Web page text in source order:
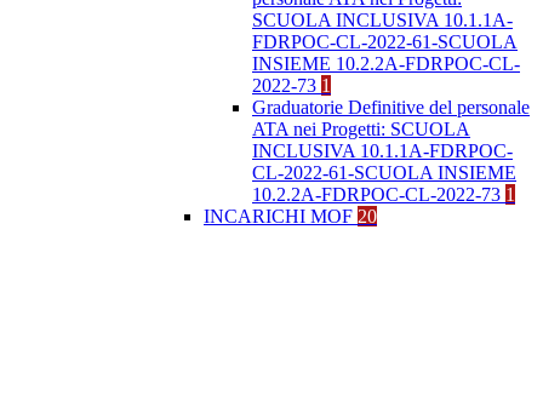
SCUOLA INCLUSIVA 10.1.1A-
FDRPOC-CL-2022-61-SCUOLA
INSIEME 10.2.2A-FDRPOC-CL-
2022-73 1
Graduatorie Definitive del personale
ATA nei Progetti: SCUOLA
INCLUSIVA 10.1.1A-FDRPOC-
CL-2022-61-SCUOLA INSIEME
10.2.2A-FDRPOC-CL-2022-73 1
INCARICHI MOF 20